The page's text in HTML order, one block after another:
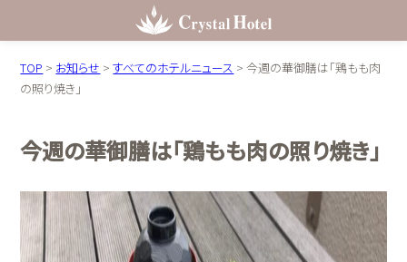
TOP > お知らせ >すべてのホテルニュース >今週の華御膳は「鶏もも肉
の照り焼き」
今週の華御膳は「鶏もも肉の照り焼き」